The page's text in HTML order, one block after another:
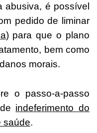
abusiva, é possível
pedido de liminar
) para que o plano
bem como
morais.
o passo-a-passo
indeferimento do
saúde.